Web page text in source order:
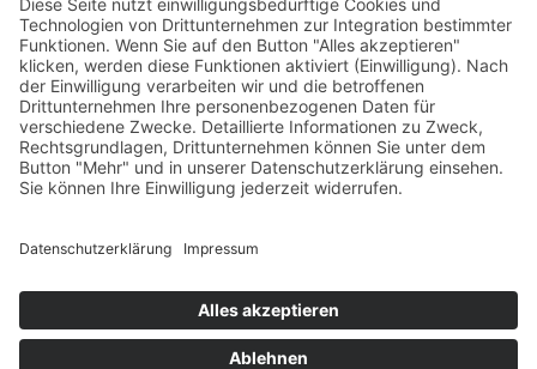
E-Mail:info@sus-bretten.de
Impressum
Datenschutz
AGB
© 2022 Sommer & Straßburger | Konzept,